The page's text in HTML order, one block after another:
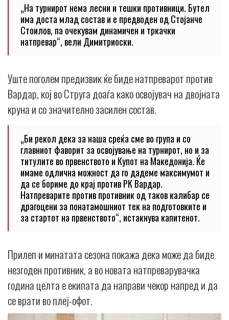
„На турнирот нема лесни и тешки противници. Бутел
има доста млад состав и е предводен од Стојанче
Стоилов, па очекувам динамичен и тркачки
натпревар“, вели Димитриоски.
Уште поголем предизвик ќе биде натпреварот против
Вардар, кој во Струга доаѓа како освојувач на двојната
круна и со значително засилен состав.
„Би рекол дека за наша среќа сме во група и со
главниот фаворит за освојување на турнирот, но и за
титулите во првенството и Купот на Македонија. Ќе
имаме одлична можност да го дадеме максимумот и
да се бориме до крај против РК Вардар.
Натпреварите против противник од таков калибар се
драгоцени за понатамошниот тек на подготовките и
за стартот на првенството“, истакнува капитенот.
Прилеп и минатата сезона покажа дека може да биде
незгоден противник, а во новата натпреварувачка
година целта е екипата да направи чекор напред и да
се врати во плеј-офот.